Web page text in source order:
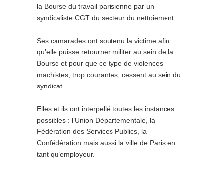
la Bourse du travail parisienne par un
syndicaliste CGT du secteur du nettoiement.
Ses camarades ont soutenu la victime afin
qu’elle puisse retourner militer au sein de la
Bourse et pour que ce type de violences
machistes, trop courantes, cessent au sein du
syndicat.
Elles et ils ont interpellé toutes les instances
possibles : l’Union Départementale, la
Fédération des Services Publics, la
Confédération mais aussi la ville de Paris en
tant qu’employeur.